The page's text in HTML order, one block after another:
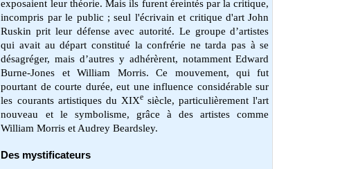
exposaient leur théorie. Mais ils furent éreintés par la critique,
incompris par le public ; seul l'écrivain et critique d'art John
Ruskin prit leur défense avec autorité. Le groupe d’artistes
qui avait au départ constitué la confrérie ne tarda pas à se
désagréger, mais d’autres y adhérèrent, notamment Edward
Burne-Jones et William Morris. Ce mouvement, qui fut
pourtant de courte durée, eut une influence considérable sur
les courants artistiques du XIXesiècle, particulièrement l'art
nouveau et le symbolisme, grâce à des artistes comme
William Morris et Audrey Beardsley.
Des mystificateurs